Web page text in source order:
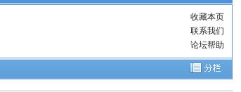
收藏本页
联系我们
论坛帮助